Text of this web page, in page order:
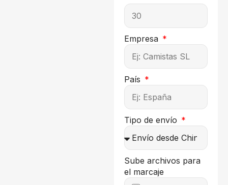
Empresa
País
Tipo de envío
Sube archivos para
el marcaje